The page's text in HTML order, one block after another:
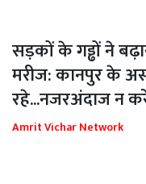
सड़कों के गड्ढों ने
मरीज: कानपुर के
रहे...नजरअंदाज न
Amrit Vichar Network